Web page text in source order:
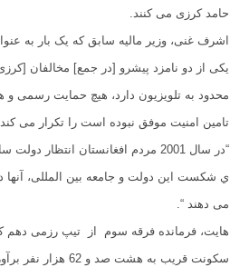
حامد کرزی می کنند.
اشرف غنی، وزیر مالیه سابق که یک بار به
یکی از دو نامزد پیشرو [در جمع] مخالفان
محدود به تلویزیون دارد، هیچ حمایت رسمی و
تامین امنیت موفق نبوده است را تکرار می
“در سال 2001 مردم افغانستان
ي شکست این دولت و جامعه بین المللی، آنها
می دهند “.
هایت، فرمانده فرقه سوم از تیپ رزمی دهم
سکونت قریب به